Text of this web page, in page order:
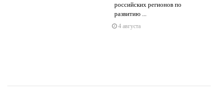
российских регионов по
развитию ...
4 августа